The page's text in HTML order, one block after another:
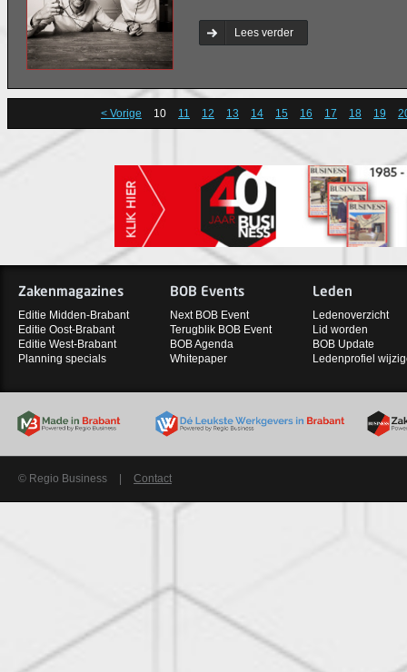
Lees verder
< Vorige 10 11 12 13 14 15 16 17 18 19
Zakenmagazines
Editie Midden-Brabant
Editie Oost-Brabant
Editie West-Brabant
Planning specials
BOB Events
Next BOB Event
Terugblik BOB Event
BOB Agenda
Whitepaper
Leden
Ledenoverzicht
Lid worden
BOB Update
Ledenprofiel
© Regio Business Contact